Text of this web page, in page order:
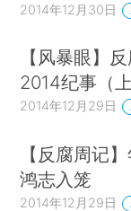
2014年12月30日
【风暴眼】
2014纪事（
2014年12月29日
【反腐周记
鸿志入笼
2014年12月29日